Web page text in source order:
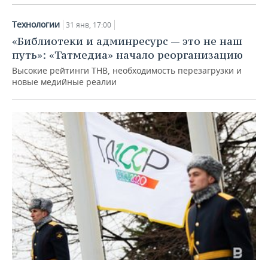
Технологии 31 янв, 17:00
«Библиотеки и админресурс — это не наш
путь»: «Татмедиа» начало реорганизацию
Высокие рейтинги ТНВ, необходимость перезагрузки и
новые медийные реалии